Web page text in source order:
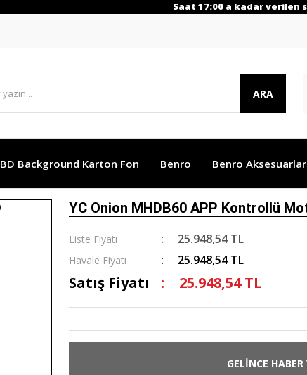
Saat 17:00 a kadar verilen
ARA
BD Background Karton Fon Benro Benro Aksesuarlar
YC Onion MHDB60 APP Kontrollü
Liste Fiyatı 25.948,54 TL
Havale Fiyatı 25.948,54 TL
Satış Fiyatı 25.948,54 TL
GELİNCE HABER